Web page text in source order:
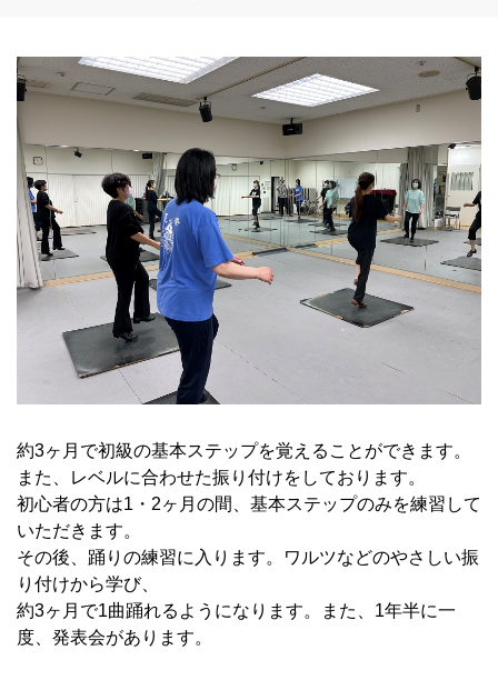
約3ヶ月で初級の基本ステップを覚えることができます。
また、レベルに合わせた振り付けをしております。
初心者の方は1・2ヶ月の間、基本ステップのみを練習して
いただきます。
その後、踊りの練習に入ります。ワルツなどのやさしい振
り付けから学び、
約3ヶ月で1曲踊れるようになります。また、1年半に一
度、発表会があります。